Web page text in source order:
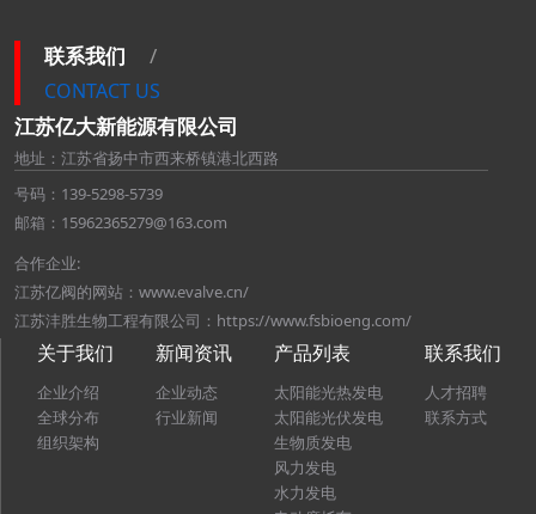
联系我们 /
CONTACT US
江苏亿大新能源有限公司
地址：江苏省扬中市西来桥镇港北西路
号码：139-5298-5739
邮箱：15962365279@163.com
合作企业:
江苏亿阀的网站：www.evalve.cn/
江苏沣胜生物工程有限公司：https://www.fsbioeng.com/
关于我们
企业介绍
全球分布
组织架构
新闻资讯
企业动态
行业新闻
产品列表
太阳能光热发电
太阳能光伏发电
生物质发电
风力发电
水力发电
联系我们
人才招聘
联系方式